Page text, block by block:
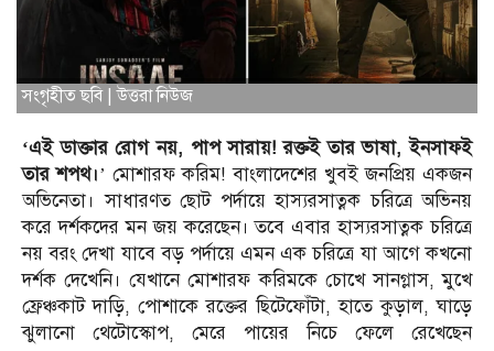
সংগৃহীত ছবি | উত্তরা নিউজ
‘এই ডাক্তার রোগ নয়, পাপ সারায়! রক্তই তার ভাষা, ইনসাফই
তার শপথ।’ মোশারফ করিম! বাংলাদেশের খুবই জনপ্রিয় একজন
অভিনেতা। সাধারণত ছোট পর্দায়ে হাস্যরসাত্নক চরিত্রে অভিনয়
করে দর্শকদের মন জয় করেছেন। তবে এবার হাস্যরসাত্নক চরিত্রে
নয় বরং দেখা যাবে বড় পর্দায়ে এমন এক চরিত্রে যা আগে কখনো
দর্শক দেখেনি। যেখানে মোশারফ করিমকে চোখে সানগ্লাস, মুখে
ফ্রেঞ্চকাট দাড়ি, পোশাকে রক্তের ছিটেফোঁটা, হাতে কুড়াল, ঘাড়ে
ঝুলানো থেটোস্কোপ, মেরে পায়ের নিচে ফেলে রেখেছেন